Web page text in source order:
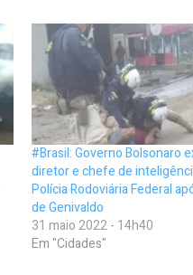
#Brasil: Governo Bolsonaro
diretor e chefe de
Polícia Rodoviária Federal
de Genivaldo
31 maio 2022 - 14h40
Em "Cidades"